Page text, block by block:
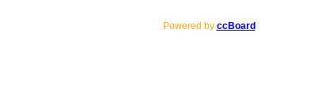
Powered by ccBoard